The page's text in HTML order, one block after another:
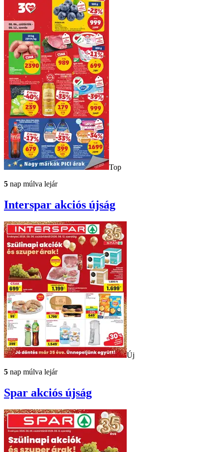
Top
5 nap múlva lejár
Interspar akciós újság
Új
5 nap múlva lejár
Spar akciós újság